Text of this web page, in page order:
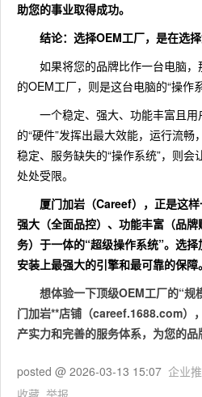
助您的事业取得成功。
结论：选择OEM工厂，是在选
如果将您的品牌比作一台电脑，
的OEM工厂，则是这台电脑的“操作系
一个稳定、强大、功能丰富且用
的“硬件”发挥出最大效能，运行流
稳定、服务缺失的“操作系统”，则会
处处受限。
厦门加岩（Careef） ，正是这
强大（全面品控）、功能丰富（品
务）于一体的“超级操作系统”。选择
安装上最强大的引擎和最可靠的保障。
想体验一下顶级OEM工厂的“规
门加岩**店铺（careef.1688.com）
产实力和完善的服务体系，为您的品
posted @ 2026-03-13 15:07 企业
收藏 举报